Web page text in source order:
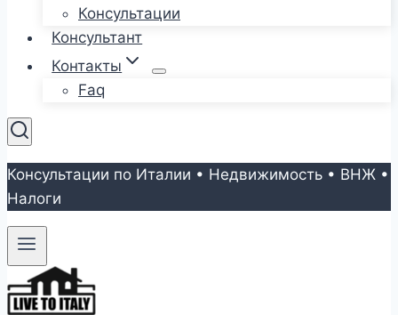
Консультации
Консультант
Контакты
Faq
Консультации по Италии • Недвижимость • ВНЖ •
Налоги